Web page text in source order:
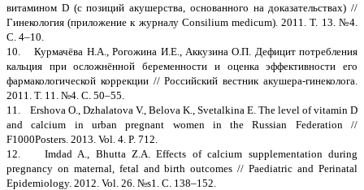
витамином D (с позиций акушерства, основанного на доказательствах) //
Гинекология (приложение к журналу Consilium medicum). 2011. Т. 13. №4.
С. 4–10.
10. Курмачёва Н.А., Рогожина И.Е., Аккузина О.П. Дефицит потребления
кальция при осложнённой беременности и оценка эффективности его
фармакологической коррекции // Российский вестник акушера-гинеколога.
2011. Т. 11. №4. С. 50–55.
11. Ershova O., Dzhalatova V., Belova K., Svetalkina E. The level of vitamin D
and calcium in urban pregnant women in the Russian Federation //
F1000Posters. 2013. Vol. 4. P. 712.
12. Imdad A., Bhutta Z.A. Effects of calcium supplementation during
pregnancy on maternal, fetal and birth outcomes // Paediatric and Perinatal
Epidemiology. 2012. Vol. 26. №s1. С. 138–152.